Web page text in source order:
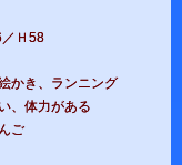
／Ｈ58
かき、ランニング
、体力がある
ご